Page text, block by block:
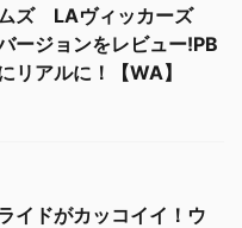
ムズ LAヴィッカーズ
ージョンをレビュー!PB
リアルに！【WA】
イドがカッコイイ！ウ